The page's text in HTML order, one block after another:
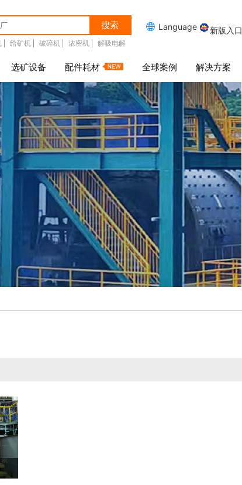
搜索
给矿机 破碎机 浓密机 解吸电解
 Language 新版入口
选矿设备 配件耗材 全球案例 解决方案